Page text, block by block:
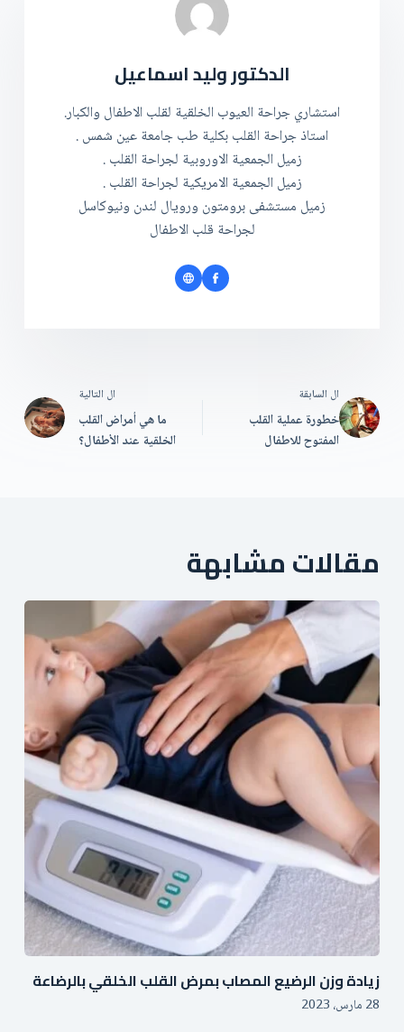
الدكتور وليد اسماعيل
استشاري جراحة العيوب الخلقية لقلب الاطفال والكبار.
استاذ جراحة القلب بكلية طب جامعة عين شمس .
زميل الجمعية الاوروبية لجراحة القلب .
زميل الجمعية الامريكية لجراحة القلب .
زميل مستشفى برومتون ورويال لندن ونيوكاسل
لجراحة قلب الاطفال
ال السابقة
خطورة عملية القلب
المفتوح للاطفال
ال التالية
ما هي أمراض القلب
الخلقية عند الأطفال؟
مقالات مشابهة
زيادة وزن الرضيع المصاب بمرض القلب الخلقي بالرضاعة
28 مارس، 2023